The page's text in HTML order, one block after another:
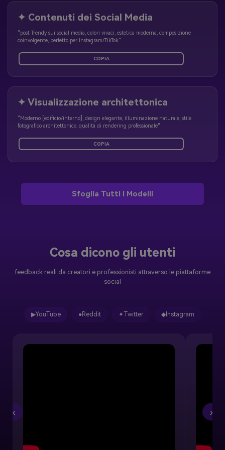
✦ Contenuti dei Social Media
"post Trendy sui social media, colori vivaci, estetica moderna, composizione
coinvolgente, perfetto per Instagram/TikTok"
COPIA
✦ Visualizzazione architettonica
"Moderno [edificio/interno], design elegante, illuminazione naturale, stile
fotografico architettonico, qualità di rendering professionale"
COPIA
Sfoglia Tutti I Modelli
Cosa dicono gli utenti
feedback reali da creatori e professionisti attraverso le piattaforme
social
▶YouTube ● Reddit ✦ Twitter ◆Instagram
‹ ›